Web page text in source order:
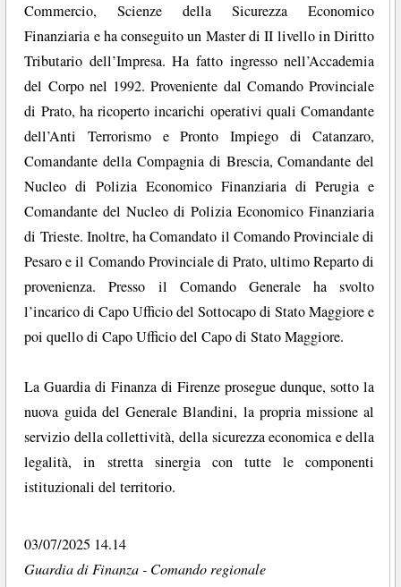
Commercio, Scienze della Sicurezza Economico
Finanziaria e ha conseguito un Master di II livello in Diritto
Tributario dell’Impresa. Ha fatto ingresso nell’Accademia
del Corpo nel 1992. Proveniente dal Comando Provinciale
di Prato, ha ricoperto incarichi operativi quali Comandante
dell’Anti Terrorismo e Pronto Impiego di Catanzaro,
Comandante della Compagnia di Brescia, Comandante del
Nucleo di Polizia Economico Finanziaria di Perugia e
Comandante del Nucleo di Polizia Economico Finanziaria
di Trieste. Inoltre, ha Comandato il Comando Provinciale di
Pesaro e il Comando Provinciale di Prato, ultimo Reparto di
provenienza. Presso il Comando Generale ha svolto
l’incarico di Capo Ufficio del Sottocapo di Stato Maggiore e
poi quello di Capo Ufficio del Capo di Stato Maggiore.
La Guardia di Finanza di Firenze prosegue dunque, sotto la
nuova guida del Generale Blandini, la propria missione al
servizio della collettività, della sicurezza economica e della
legalità, in stretta sinergia con tutte le componenti
istituzionali del territorio.
03/07/2025 14.14
Guardia di Finanza - Comando regionale